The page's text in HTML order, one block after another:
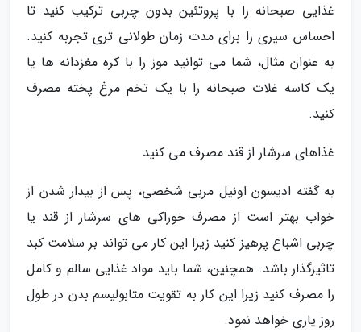
غذایی صبحانه را با پروتئین بدون چربی ترکیب کنید تا
احساس سیری را برای مدت زمان طولانی تری تجربه کنید.
به عنوان مثال، شما می توانید موز را با کره مغزدانه ها یا
یک کاسه غلات صبحانه را با یک تخم مرغ پخته مصرف
کنید.
غذاهای سرشار از قند مصرف می کنید
به گفته ادیسون اونیل مربی شخصی، پس از بیدار شدن از
خواب بهتر است از مصرف خوراکی های سرشار از قند یا
چربی اشباع پرهیز کنید زیرا این کار می تواند بر سلامت کبد
تاثیرگذار باشد. همچنین، شما باید مواد غذایی سالم و کامل
را مصرف کنید زیرا این کار به تقویت متابولیسم بدن در طول
روز یاری خواهد نمود.